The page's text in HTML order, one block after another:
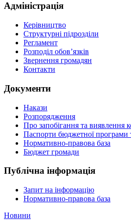
Адміністрація
Керівництво
Структурні підрозділи
Регламент
Розподіл обов’язків
Звернення громадян
Контакти
Документи
Накази
Розпорядження
Про запобігання та виявлення
Паспорти бюджетної програми
Нормативно-правова база
Бюджет громади
Публічна інформація
Запит на інформацію
Нормативно-правова база
Новини